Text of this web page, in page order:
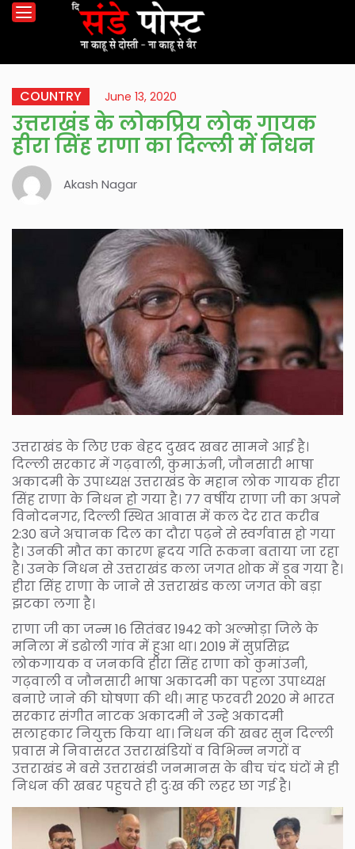
COUNTRY June 13, 2020
उत्तराखंड के लोकप्रिय लोक गायक
हीरा सिंह राणा का दिल्ली में निधन
Akash Nagar
उत्तराखंड के लिए एक बेहद दुखद खबर सामने आई है।
दिल्ली सरकार में गढ़वाली, कुमाऊंनी, जौनसारी भाषा
अकादमी के उपाध्यक्ष उत्तराखंड के महान लोक गायक हीरा
सिंह राणा के निधन हो गया है। 77 वर्षीय राणा जी का अपने
विनोदनगर, दिल्ली स्थित आवास में कल देर रात करीब
2:30 बजे अचानक दिल का दौरा पढ़ने से स्वर्गवास हो गया
है। उनकी मौत का कारण हृदय गति रूकना बताया जा रहा
है। उनके निधन से उत्तराखंड कला जगत शोक में डूब गया है।
हीरा सिंह राणा के जाने से उत्तराखंड कला जगत को बड़ा
झटका लगा है।
राणा जी का जन्म 16 सितंबर 1942 को अल्मोड़ा जिले के
मनिला में डढोली गांव में हुआ था। 2019 में सुप्रसिद्ध
लोकगायक व जनकवि हीरा सिंह राणा को कुमांउनी,
गढ़वाली व जौनसारी भाषा अकादमी का पहला उपाध्यक्ष
बनाऐ जाने की घोषणा की थी। माह फरवरी 2020 मे भारत
सरकार संगीत नाटक अकादमी ने उन्हे अकादमी
सलाहकार नियुक्त किया था। निधन की खबर सुन दिल्ली
प्रवास मे निवासरत उत्तराखंडियों व विभिन्न नगरों व
उत्तराखंड मे बसे उत्तराखंडी जनमानस के बीच चंद घंटों मे ही
निधन की खबर पहुचते ही दुःख की लहर छा गई है।